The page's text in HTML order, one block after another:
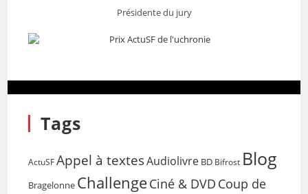
Présidente du jury
Tags
ActuSF Appel à textesAudiolivre BD Bifrost Blog
Bragelonne ChallengeCiné & DVD Coup de